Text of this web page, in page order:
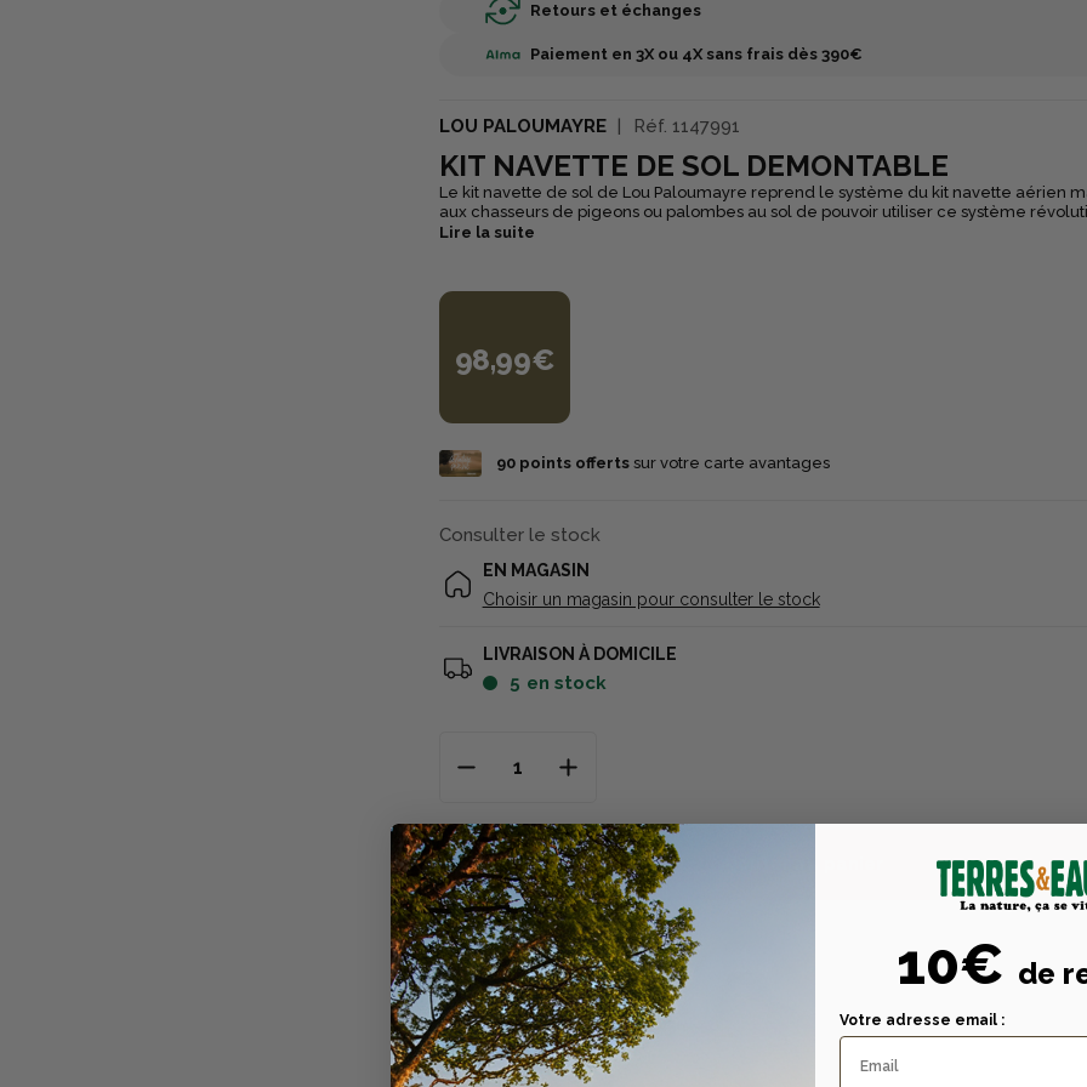
Retours et échanges
Paiement en 3X ou 4X sans frais dès 390€
LOU PALOUMAYRE Réf. 1147991
KIT NAVETTE DE SOL DEMONTABLE
Le kit navette de sol de Lou Paloumayre reprend le système du kit navette aérien
aux chasseurs de pigeons ou palombes au sol de pouvoir utiliser ce système
2 plateformes basculantes sont fixées chacune sur un adaptateur à planter dans le
Lire la suite
98,99€
90 points offerts sur votre carte avantages
Consulter le stock
EN MAGASIN
Choisir un magasin pour consulter le stock
LIVRAISON À DOMICILE
5 en stock
Description Caractéristiques
Description
10€ de
Votre adresse email :